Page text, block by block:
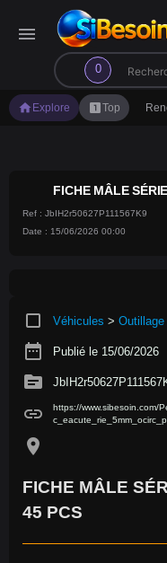
menu
0
search
home Explore looks_oneTop
FICHE MÂLE
Ref : JbIH2r50627P111567K9
Date : 15/06/2026 00:00
crop_square Véhicules >
date_range Publié le 15/06/2026
source
link
https://www.sibesoin.com/
location_on
FICHE MÂLE
45 PCS